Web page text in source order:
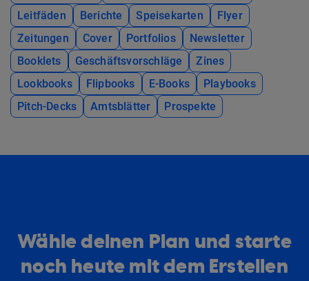
Leitfäden
Berichte Speisekarten
Flyer
Zeitungen
Cover Portfolios
Newsletter
Booklets
Geschäftsvorschläge
Zines
Lookbooks
Flipbooks E-Books
Playbooks
Pitch-Decks
Amtsblätter Prospekte
Wähle deinen Plan und starte
noch heute mit dem Erstellen